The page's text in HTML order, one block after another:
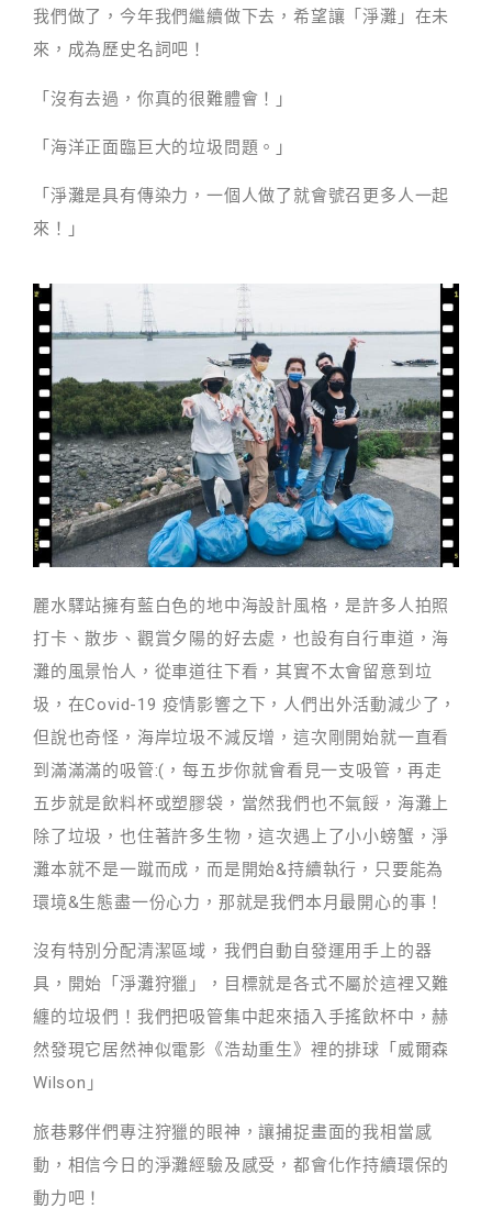
我們做了，今年我們繼續做下去，希望讓「淨灘」在未
來，成為歷史名詞吧！
「沒有去過，你真的很難體會！」
「海洋正面臨巨大的垃圾問題。」
「淨灘是具有傳染力，一個人做了就會號召更多人一起
來！」
麗水驛站擁有藍白色的地中海設計風格，是許多人拍照
打卡、散步、觀賞夕陽的好去處，也設有自行車道，海
灘的風景怡人，從車道往下看，其實不太會留意到垃
圾，在Covid-19 疫情影響之下，人們出外活動減少了，
但說也奇怪，海岸垃圾不減反增，這次剛開始就一直看
到滿滿滿的吸管:(，每五步你就會看見一支吸管，再走
五步就是飲料杯或塑膠袋，當然我們也不氣餒，海灘上
除了垃圾，也住著許多生物，這次遇上了小小螃蟹，淨
灘本就不是一蹴而成，而是開始&持續執行，只要能為
環境&生態盡一份心力，那就是我們本月最開心的事！
沒有特別分配清潔區域，我們自動自發運用手上的器
具，開始「淨灘狩獵」，目標就是各式不屬於這裡又難
纏的垃圾們！我們把吸管集中起來插入手搖飲杯中，赫
然發現它居然神似電影《浩劫重生》裡的排球「威爾森
Wilson」
旅巷夥伴們專注狩獵的眼神，讓捕捉畫面的我相當感
動，相信今日的淨灘經驗及感受，都會化作持續環保的
動力吧！